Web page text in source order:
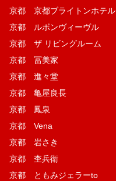
京都 京都ブライトンホテル
京都 ルボンヴィーヴル
京都 ザ リビングルーム
京都 冨美家
京都 進々堂
京都 亀屋良長
京都 鳳泉
京都 Vena
京都 岩さき
京都 杢兵衛
京都 ともみジェラーto